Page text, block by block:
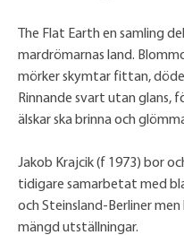
The Flat Earth en samling
mardrömarnas land.
mörker skymtar fittan,
Rinnande svart utan glans,
älskar ska brinna och
Jakob Krajcik (f 1973) bor
tidigare samarbetat med
och Steinsland-Berliner
mängd utställningar.